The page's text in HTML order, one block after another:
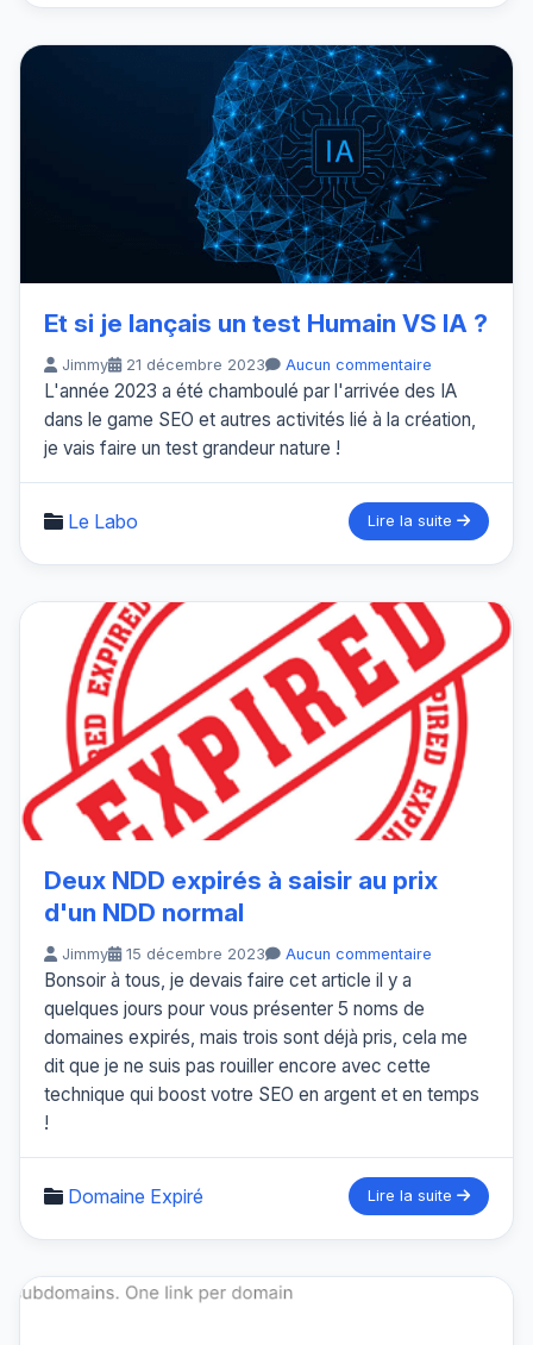
Et si je lançais un test Humain VS IA ?
Jimmy 21 décembre 2023 Aucun commentaire
L'année 2023 a été chamboulé par l'arrivée des IA
dans le game SEO et autres activités lié à la création,
je vais faire un test grandeur nature !
Le Labo Lire la suite
Deux NDD expirés à saisir au prix
d'un NDD normal
Jimmy 15 décembre 2023 Aucun commentaire
Bonsoir à tous, je devais faire cet article il y a
quelques jours pour vous présenter 5 noms de
domaines expirés, mais trois sont déjà pris, cela me
dit que je ne suis pas rouiller encore avec cette
technique qui boost votre SEO en argent et en temps
!
Domaine Expiré Lire la suite